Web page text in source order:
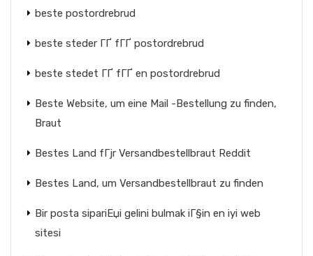
beste postordrebrud
beste steder ГҐ fГҐ postordrebrud
beste stedet ГҐ fГҐ en postordrebrud
Beste Website, um eine Mail -Bestellung zu finden,
Braut
Bestes Land fГјr Versandbestellbraut Reddit
Bestes Land, um Versandbestellbraut zu finden
Bir posta sipariЕџi gelini bulmak iГ§in en iyi web
sitesi